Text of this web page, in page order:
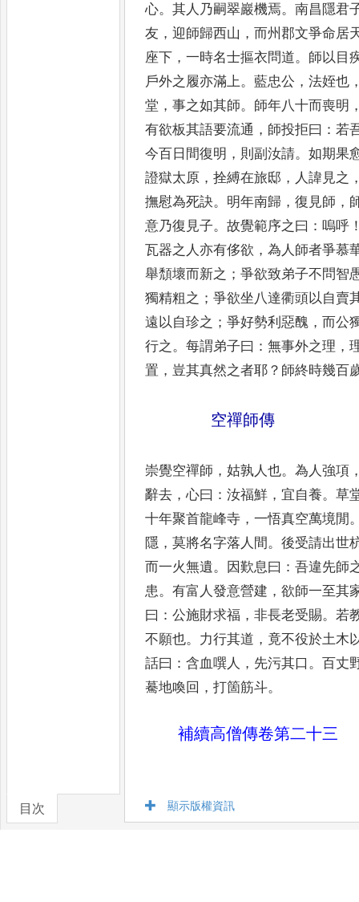
目次
心。其人乃嗣翠巖機焉。南昌隱君
友 ，迎師歸西山 ，而州郡文爭命居
座下 ，一時名士摳衣問道。 師以目
戶外之履亦滿上 。藍忠公 ，法姪也
堂 ，事之如其師。 師年八十而喪明
有欲板其語要流通 ， 師投拒曰 ： 若
今百日間復明 ， 則副汝請。如期果
證獄太原 ，拴縛在旅邸 ， 人諱見之
撫慰為死訣。 明年南歸 ，復見師 ，
意乃復 見子。故覺範序之曰 ： 嗚呼
瓦器之人亦有侈欲 ，為人師者爭慕
舉頹壞而新之 ；爭欲致弟子不問智
獨精粗之 ；爭欲坐八達衢頭以自賣
遠 以自珍之 ；爭好勢利惡醜 ，而公
行之 。每謂弟子曰 ：無事外之理 ，
置 ， 豈其真然之者耶 ？ 師終時幾百
空禪師傳
崇覺空禪師 ，姑孰人也。為人強項
辭去 ，心曰 ：汝福鮮 ， 宜自養。草
十年聚首龍峰寺 ，一悟真空萬境閒
隱 ，莫將名字落人間。後受請出世
而一火無遺。 因歎息曰 ：吾違先師
患。有富 人發意營建 ，欲師一至其
曰 ：公施財求福 ，非長老受賜。若
不願也。 力行其道 ， 竟不役於土木
話曰 ：含血噀人 ， 先污其口 。百丈
驀地喚回 ，打箇筋斗。
補續高僧傳卷第二十三
顯示版權資訊